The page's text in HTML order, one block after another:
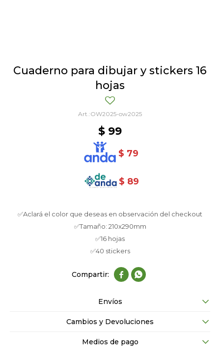
Cuaderno para dibujar y stickers 16
hojas
OW2025-ow2025
$ 99
$ 79
$ 89
✅Aclará el color que deseas en observación del checkout
✅Tamaño: 210x290mm
✅16 hojas
✅40 stickers
 
Envíos
Cambios y Devoluciones
Medios de pago